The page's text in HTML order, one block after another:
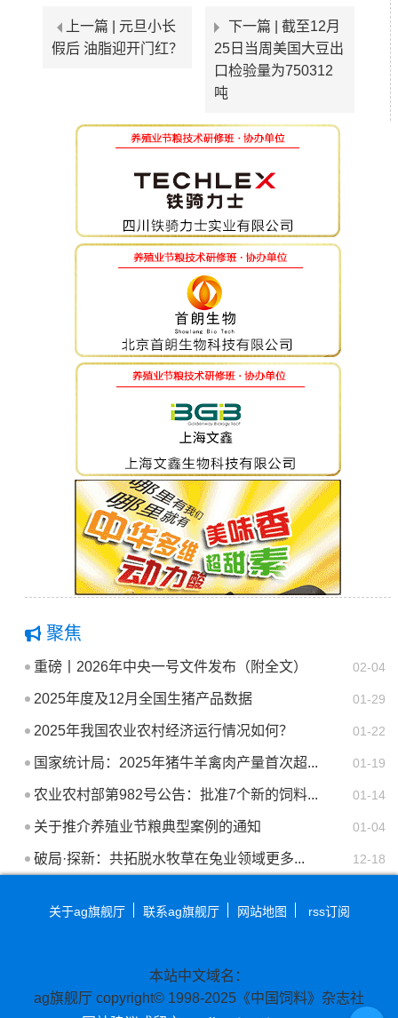
上一篇 | 元旦小长
假后 油脂迎开门红？
下一篇 | 截至12月
25日当周美国大豆出
口检验量为750312
吨
聚焦
02-04
重磅丨2026年中央一号文件发布（附全文）
01-29
2025年度及12月全国生猪产品数据
01-22
2025年我国农业农村经济运行情况如何？
01-19
国家统计局：2025年猪牛羊禽肉产量首次超...
01-14
农业农村部第982号公告：批准7个新的饲料...
01-04
关于推介养殖业节粮典型案例的通知
12-18
破局·探新：共拓脱水牧草在兔业领域更多...
关于ag旗舰厅 联系ag旗舰厅 网站地图 rss订阅
本站中文域名：
ag旗舰厅 copyright© 1998-2025《中国饲料》杂志社